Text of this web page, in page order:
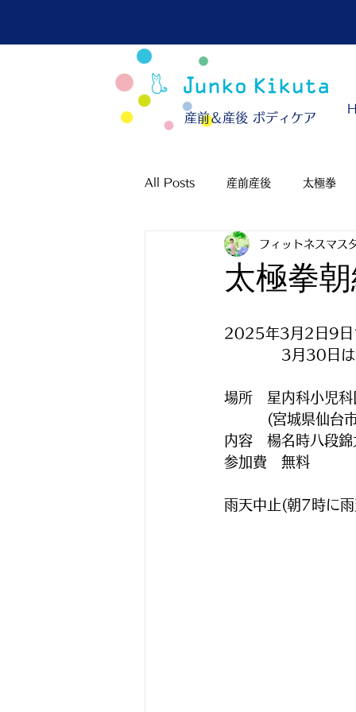
​産前＆産後 ボディケア
All Posts 産前産後 太極拳
太極拳
フィットネスマス
2025年3月2日9日
3月30日は
場所　星内科小児
(宮城県仙台市
内容　楊名時八段
参加費　無料
雨天中止(朝7時に